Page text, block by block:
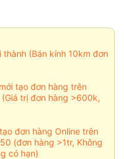
₫.
(Bán kính 10km đơn
tạo đơn hàng trên
trị đơn hàng >600k,
đơn hàng Online trên
(đơn hàng >1tr, Không
có hạn)